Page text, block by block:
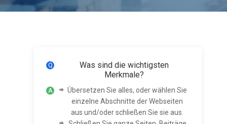
Was sind die wichtigsten
Merkmale?
Übersetzen Sie alles, oder wählen Sie
einzelne Abschnitte der Webseiten
aus und/oder schließen Sie sie aus.